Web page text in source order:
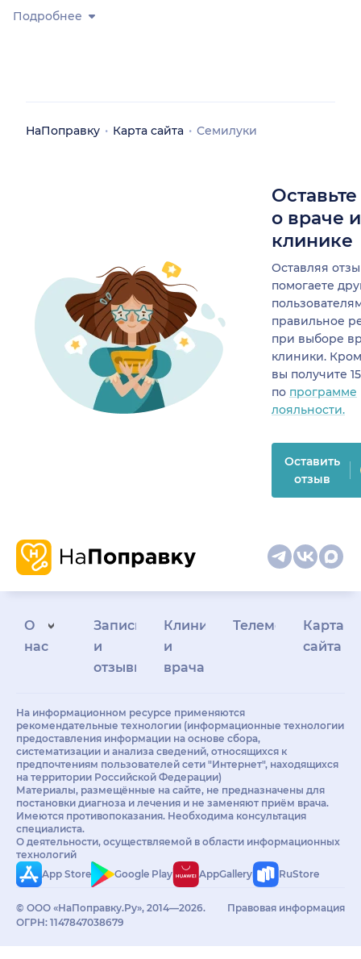
Подробнее
НаПоправку Карта сайта Семилуки
о враче
клинике
Оставляя
помогаете
правильное
при выборе
клиники.
вы получите
по программе
лояльности.
Оставить
отзыв
О
нас
Запись
и
отзывы
Клиникам
и
врачам
Телемедицина
Карта
сайта
На информационном ресурсе применяются
рекомендательные технологии (информационные технологии
предоставления информации на основе сбора,
систематизации и анализа сведений, относящихся к
предпочтениям пользователей сети "Интернет", находящихся
на территории Российской Федерации)
Материалы, размещённые на сайте, не предназначены для
постановки диагноза и лечения и не заменяют приём врача.
Имеются противопоказания. Необходима консультация
специалиста.
О деятельности, осуществляемой в области информационных
технологий
App Store
Google Play AppGallery RuStore
© ООО «НаПоправку.Ру», 2014—2026.
ОГРН: 1147847038679
Правовая информация